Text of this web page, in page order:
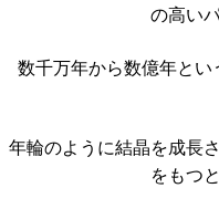
の高い
数千万年から数億年と
年輪のように結晶を成長
をもつ